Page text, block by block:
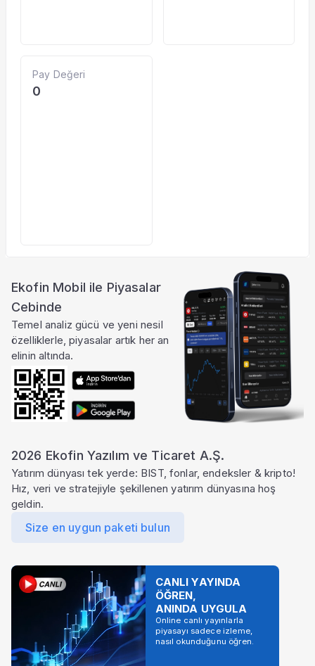
Pay Değeri
0
Ekofin Mobil ile Piyasalar
Cebinde
Temel analiz gücü ve yeni nesil
özelliklerle, piyasalar artık her an
elinin altında.
2026 Ekofin Yazılım ve Ticaret A.Ş.
Yatırım dünyası tek yerde: BIST, fonlar, endeksler & kripto!
Hız, veri ve stratejiyle şekillenen yatırım dünyasına hoş
geldin.
Size en uygun paketi bulun
CANLI YAYINDA
ÖĞREN,
ANINDA UYGULA
Online canlı yayınlarla
piyasayı sadece izleme,
nasıl okunduğunu öğren.